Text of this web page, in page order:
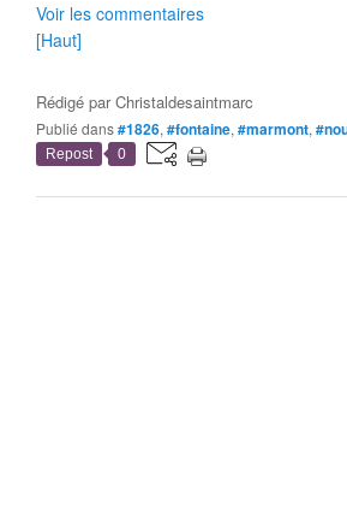
Voir les commentaires
[Haut]
Rédigé parChristaldesaintmarc
Publié dans#1826, #fontaine, #marmont,
Repost 0